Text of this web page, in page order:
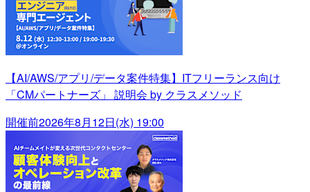
【AI/AWS/アプリ/データ案件特集】ITフリーランス向け
「CMパートナーズ」 説明会 by クラスメソッド
開催前2026年8月12日(水) 19:00